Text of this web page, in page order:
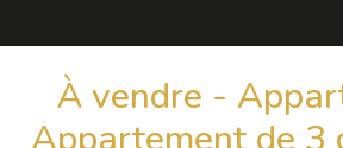
À vendre -